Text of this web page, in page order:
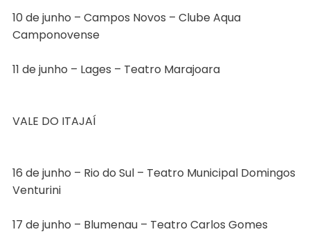
10 de junho – Campos Novos – Clube Aqua
Camponovense
11 de junho – Lages – Teatro Marajoara
VALE DO ITAJAÍ
16 de junho – Rio do Sul – Teatro Municipal Domingos
Venturini
17 de junho – Blumenau – Teatro Carlos Gomes